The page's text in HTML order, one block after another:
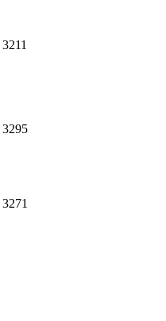
3211
3295
3271